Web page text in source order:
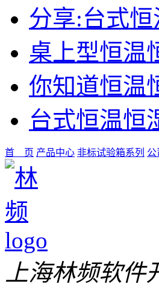
分享:台式
桌上型恒温
你知道恒温
台式恒温恒
首 页 产品中心 非标试验箱系列 公
上海林频软件